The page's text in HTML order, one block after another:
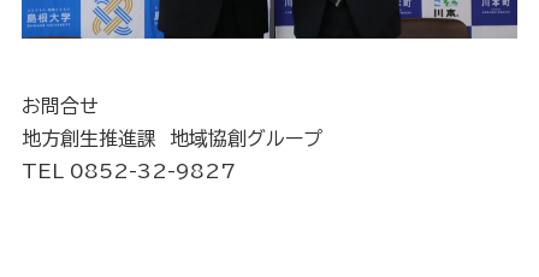
お問合せ
地方創生推進課 地域協創グループ
TEL 0852-32-9827